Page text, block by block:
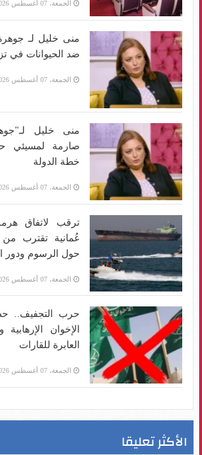
الجمعة، 07 أغسطس 2026 07:22 م
منى خليل لـ
ضد الحيوانات في
الجمعة، 07 أغسطس 2026 06:48 م
منى خليل
صارمة لمسيئي
خطة الدولة
الجمعة، 07 أغسطس 2026 06:39 م
ترقب لاتفاق
عُمانية تقترب
حول الرسوم ودور
الجمعة، 07 أغسطس 2026 06:24 م
حرب التجفيف..
الإخوان
العابرة للقارات
الجمعة، 07 أغسطس 2026 06:20 م
الأكثر تعليقا